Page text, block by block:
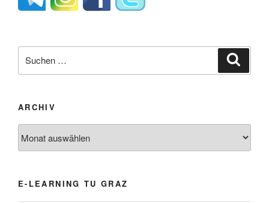
nach:
ARCHIV
E-LEARNING TU GRAZ